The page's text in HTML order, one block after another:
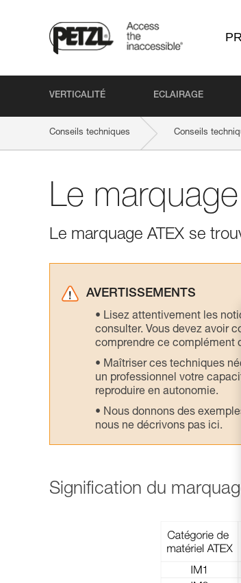
VERTICALITÉ ECLAIRAGE
Conseils techniques Conseils
Le
Le marquage ATEX se
AVERTISSEMENTS
Lisez attentivement les
consulter. Vous devez avoir
comprendre ce complément
Maîtriser ces techniques
un professionnel votre
reproduire en autonomie.
Nous donnons des
nous ne décrivons pas ici.
Signification du